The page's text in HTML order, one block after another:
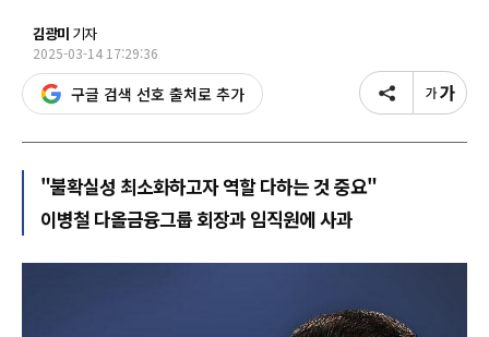
김광미 기자
2025-03-14 17:29:36
구글 검색 선호 출처로 추가
"불확실성 최소화하고자 역할 다하는 것 중요"
이병철 다올금융그룹 회장과 임직원에 사과